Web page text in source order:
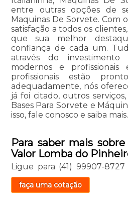
entre outras opções de
Maquinas De Sorvete. Com
satisfação a todos os
que sua melhor
confiança de cada um.
através do investimento
modernos e profissionais
profissionais estão
adequadamente, nós
já foi citado, outros
Bases Para Sorvete e
isso, fale conosco e saiba mais.
Para saber mais
Valor Lomba do
Ligue para (41) 99907-8727
faça uma cotação